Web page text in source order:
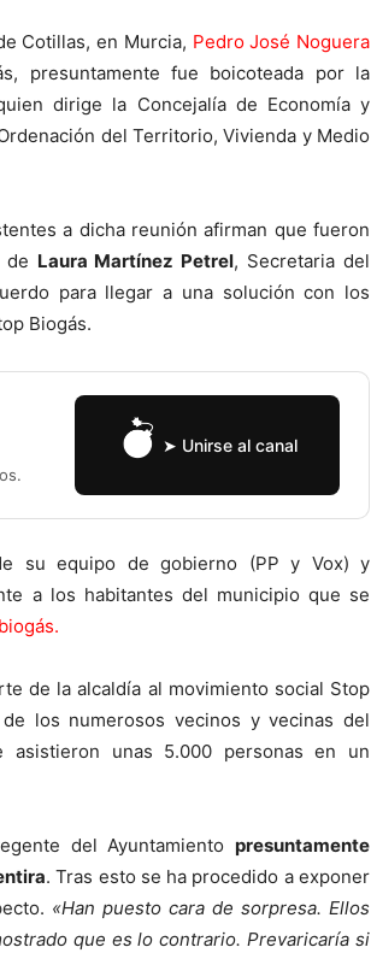
Cotillas, en Murcia, Pedro José Noguera
presuntamente fue boicoteada por la
dirige la Concejalía de Economía y
del Territorio, Vivienda y Medio
a dicha reunión afirman que fueron
de Laura Martínez Petrel, Secretaria del
para llegar a una solución con los
Biogás.
➤ Unirse al canal
su equipo de gobierno (PP y Vox) y
a los habitantes del municipio que se
de la alcaldía al movimiento social Stop
los numerosos vecinos y vecinas del
asistieron unas 5.000 personas en un
del Ayuntamiento presuntamente
. Tras esto se ha procedido a exponer
«Han puesto cara de sorpresa. Ellos
que es lo contrario. Prevaricaría si